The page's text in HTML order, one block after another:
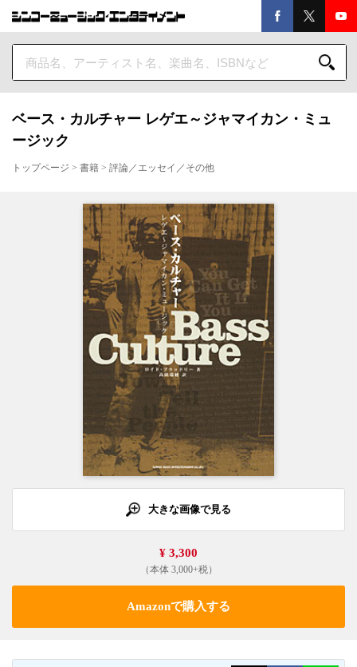
ベース・カルチャー レゲエ～ジャマイカン・ミュ
ージック
トップページ > 書籍 > 評論／エッセイ／その他
大きな画像で見る
¥ 3,300
（本体 3,000+税）
Amazonで購入する